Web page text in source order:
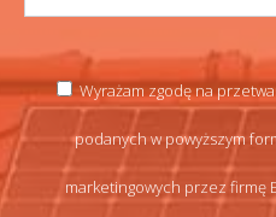
Wyrażam zgodę na
podanych w powyższym
marketingowych przez firmę